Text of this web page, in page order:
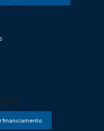
financiamento